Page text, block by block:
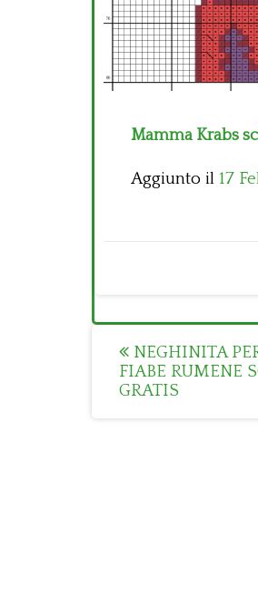
Mamma Krabs
Aggiunto il 17
Post
navigation
NEGHINITA
FIABE RUMENE
GRATIS